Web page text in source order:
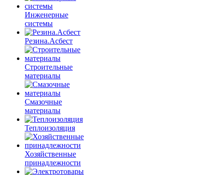
Инженерные
системы
Резина.Асбест
Строительные
материалы
Смазочные
материалы
Теплоизоляция
Хозяйственные
принадлежности